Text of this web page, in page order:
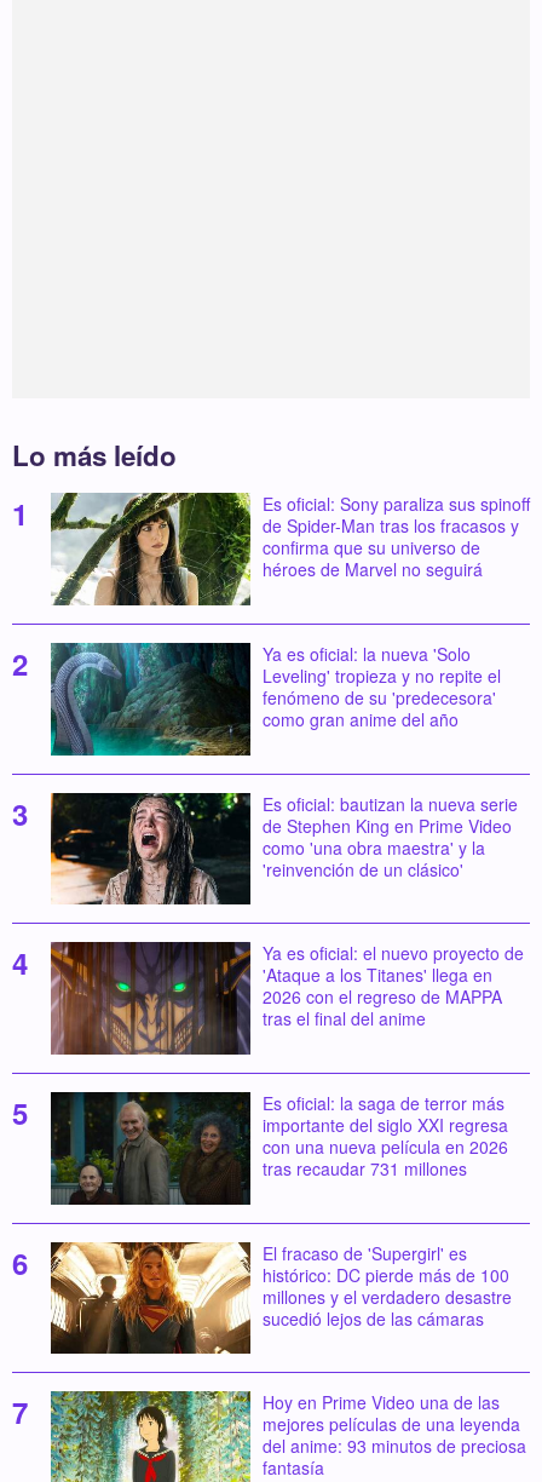
Lo más leído
Es oficial: Sony paraliza sus spinoff
de Spider-Man tras los fracasos y
confirma que su universo de
héroes de Marvel no seguirá
Ya es oficial: la nueva 'Solo
Leveling' tropieza y no repite el
fenómeno de su 'predecesora'
como gran anime del año
Es oficial: bautizan la nueva serie
de Stephen King en Prime Video
como 'una obra maestra' y la
'reinvención de un clásico'
Ya es oficial: el nuevo proyecto de
'Ataque a los Titanes' llega en
2026 con el regreso de MAPPA
tras el final del anime
Es oficial: la saga de terror más
importante del siglo XXI regresa
con una nueva película en 2026
tras recaudar 731 millones
El fracaso de 'Supergirl' es
histórico: DC pierde más de 100
millones y el verdadero desastre
sucedió lejos de las cámaras
Hoy en Prime Video una de las
mejores películas de una leyenda
del anime: 93 minutos de preciosa
fantasía